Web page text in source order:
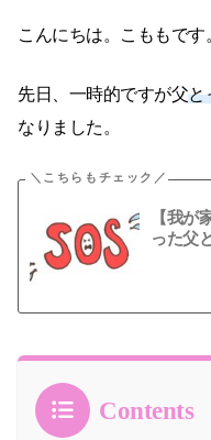
こんにちは。こももです
先日、一時的ですが父と
なりました。
【我が
った父
Contents